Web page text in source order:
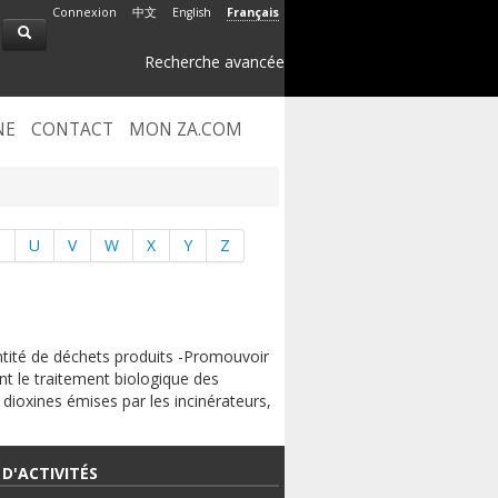
Connexion 中文 English Français
Recherche avancée
CONTACT MON ZA.COM
U V W X Y Z
de déchets produits -Promouvoir
le traitement biologique des
émises par les incinérateurs,